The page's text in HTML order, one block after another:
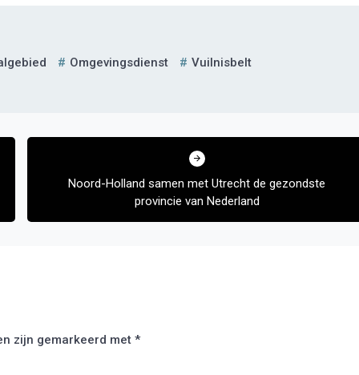
Omgevingsdienst Vuilnisbelt
Noord-Holland samen met Utrecht de gezondste
provincie van Nederland
zijn gemarkeerd met *